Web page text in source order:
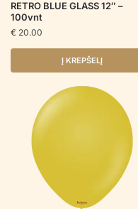
RETRO BLUE GLASS 12″ –
100vnt
€ 20.00
Į KREPŠELĮ